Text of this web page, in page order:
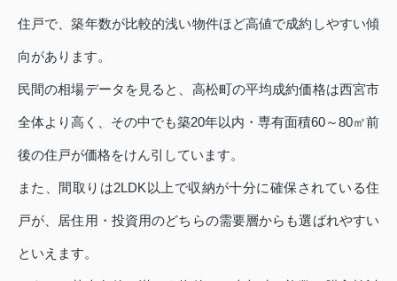
住戸で、築年数が比較的浅い物件ほど高値で成約しやすい傾
向があります。
民間の相場データを見ると、高松町の平均成約価格は西宮市
全体より高く、その中でも築20年以内・専有面積60～80㎡前
後の住戸が価格をけん引しています。
また、間取りは2LDK以上で収納が十分に確保されている住
戸が、居住用・投資用のどちらの需要層からも選ばれやすい
といえます。